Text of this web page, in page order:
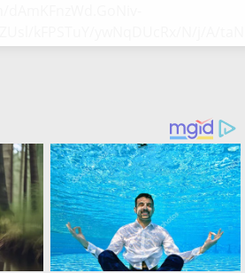
kFPSTuY/ywNqDUcRx/N/j/A/